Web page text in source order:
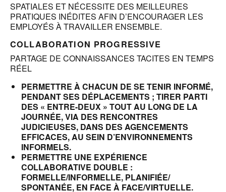
SPATIALES ET NÉCESSITE DES MEILLEURES
PRATIQUES INÉDITES AFIN D’ENCOURAGER LES
EMPLOYÉS À TRAVAILLER ENSEMBLE.
COLLABORATION PROGRESSIVE
PARTAGE DE CONNAISSANCES TACITES EN TEMPS
RÉEL
PERMETTRE À CHACUN DE SE TENIR INFORMÉ,
PENDANT SES DÉPLACEMENTS ; TIRER PARTI
DES « ENTRE-DEUX » TOUT AU LONG DE LA
JOURNÉE, VIA DES RENCONTRES
JUDICIEUSES, DANS DES AGENCEMENTS
EFFICACES, AU SEIN D’ENVIRONNEMENTS
INFORMELS.
PERMETTRE UNE EXPÉRIENCE
COLLABORATIVE DOUBLE :
FORMELLE/INFORMELLE, PLANIFIÉE/
SPONTANÉE, EN FACE À FACE/VIRTUELLE.